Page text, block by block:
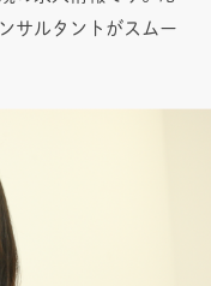
サルタントがスムー